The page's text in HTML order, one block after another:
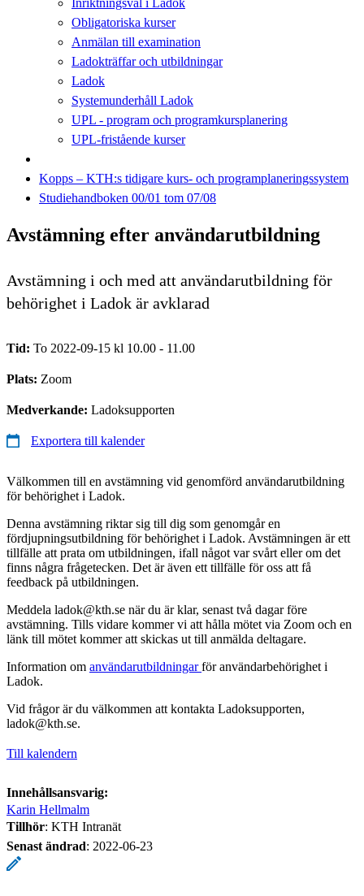
Obligatoriska kurser
Anmälan till examination
Ladokträffar och utbildningar
Ladok
Systemunderhåll Ladok
UPL - program och programkursplanering
UPL-fristående kurser
Kopps – KTH:s tidigare kurs- och programplaneringssystem
Studiehandboken 00/01 tom 07/08
Avstämning efter användarutbildning
Avstämning i och med att användarutbildning för
behörighet i Ladok är avklarad
Tid: To 2022-09-15 kl 10.00 - 11.00
Plats: Zoom
Medverkande: Ladoksupporten
Exportera till kalender
Välkommen till en avstämning vid genomförd användarutbildning
för behörighet i Ladok.
Denna avstämning riktar sig till dig som genomgår en
fördjupningsutbildning för behörighet i Ladok. Avstämningen är ett
tillfälle att prata om utbildningen, ifall något var svårt eller om det
finns några frågetecken. Det är även ett tillfälle för oss att få
feedback på utbildningen.
Meddela ladok@kth.se när du är klar, senast två dagar före
avstämning. Tills vidare kommer vi att hålla mötet via Zoom och en
länk till mötet kommer att skickas ut till anmälda deltagare.
Information om användarutbildningarför användarbehörighet i
Ladok.
Vid frågor är du välkommen att kontakta Ladoksupporten,
ladok@kth.se.
Till kalendern
Innehållsansvarig:
Karin Hellmalm
Tillhör: KTH Intranät
Senast ändrad: 2022-06-23